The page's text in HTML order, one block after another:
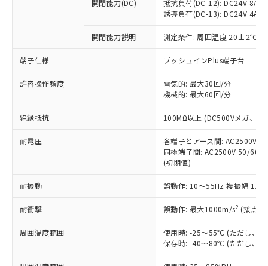
開閉能力(DC)
抵抗負荷(DC-12): DC24V 8A/
誘導負荷(DC-13): DC24V 4A/
開閉能力説明 測定条件: 周囲温度 20±2℃、
端子仕様 プッシュインPlus端子台
許容操作頻度
電気的: 最大30回/分
機械的: 最大60回/分
絶縁抵抗 100MΩ以上 (DC500Vメガ、点
耐電圧
各端子とアース間: AC2500V
同極端子間: AC2500V 50/
(初期値)
耐振動 誤動作: 10～55Hz 複振幅
耐衝撃 誤動作: 最大1000m/s2 (接点
周囲温度範囲
使用時: -25～55℃ (ただし、氷
保存時: -40～80℃ (ただし、氷
ことをご了承ください。
在庫状況および標準価格照会結果は、
記載している更新日時点での社内デー
タに基づき作成されるものであり、閲
覧された時点での実際の在庫および標
準価格とは異なる場合があることをご
正式な納期状況および標準価格はお客
様のお取引先、またはお客様担当のオ
ムロン制御機器販売店・当社販売員に
オムロン制御機器販売店や当社販売拠
販売ネットワーク
」をご確認
在庫状況および標準価格結果を当社の
事前の承諾なく第三者に漏洩または開
示しないようお願いします。
マイパーツ機能（部品リスト作成サー
ビス）をご利用いただくには、I-Web
メンバーズにご登録されている必要が
むを得ず変更することがあります。
*EU RoHS指令（10物質）：
鉛(Pb) 1000ppm以下、 水銀(Hg) 1000ppm以下、 カド
ミウム(Cd) 100ppm以下、
六価クロム(Cr(Ⅵ)) 1000ppm以下、ポリ臭化ビフェニル
類(PBB) 1000ppm以下、ポリ臭化ジフェニルエーテル類
(PBDE) 1000ppm以下、フタル酸ビス(2-エチルヘキシ
ル) (DEHP)(別名：DOP) 1000ppm以下、フタル酸ブチ
(DIBP) 1000ppm以下
但し、RoHS指令で産業用監視および制御機器に対する
フタル酸エステル類の４物質については閾値を超える意
図的な使用がないことを確認しています。
部品在庫の切り替え状況などにより、予定
月が前後することがあります。
「－」：未確認です。当社販売部門へお問
*中国RoHS10物質の基準値 (GB/T26572)：
Pb(鉛) :1000ppm、 Hg(水銀) : 1000ppm、 Cd(カドミウ
ニル類) : 1000ppm、 PBDEs(ポリ臭化ジフェニルエーテ
DBP(フタル酸ジブチル) : 1000ppm、 DIBP(フタル酸ジ
イソブチル) : 1000ppm、 BBP(フタル酸ブチルベンジ
ル) : 1000ppm、
DEHP(フタル酸ビス(2-エチルヘキシル)) : 1000ppm
「ｅ」：有害物質（10物質）のすべてが基
準値以下であることを示します。
「10」：通常の使用状況下において有害物
質が外部に漏えいし、環境に深刻な影響を
及ぼさない年数を意味します。
「－」：未確認です。当社販売部門へお問
当社は、これら貴社製品のうち、外国
為替および外国貿易法に定める商品
（以下｢規制貨物等」という）を輸出
または国外への提供する場合は、日本
国政府の輸出許可(または役務取引許
可)を取得するなどの必要な手続きを
当社は規制貨物を破棄する場合は、完
全に破砕するなど、違法に輸出されな
いよう必要な手段を講じます。
当社は貴社製品を、核兵器、ミサイ
ル、化学兵器、生物兵器またはその他
武器並びにこれらの製造装置等に一切
当社は、貴社製品を第三者に販売する
場合は、上記1、2および3の内容を当
該第三者に通知します。また当社は、
販売先および販売に係わる関係者が違
法に輸出するおそれがある場合は、取
り引きをいたしません。
○ 一定数以上の在庫あり
一定数には満たないが在庫あり
在庫なし(最新の在庫状況につ
いては、お客様のお取引先、ま
たはお客様担当のオムロン制御
機器販売店・当社販売員にご確
白
受注生産機種、また在庫状況の
情報を公開していない機種